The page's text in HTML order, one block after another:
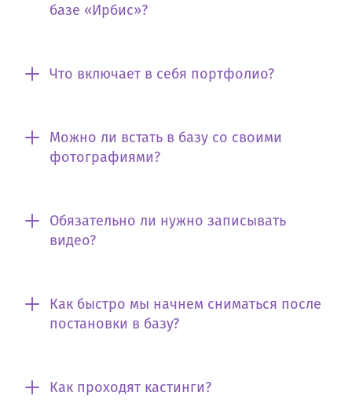
базе «Ирбис»?
Что включает в себя портфолио?
Можно ли встать в базу со своими
фотографиями?
Обязательно ли нужно записывать
видео?
Как быстро мы начнем сниматься после
постановки в базу?
Как проходят кастинги?